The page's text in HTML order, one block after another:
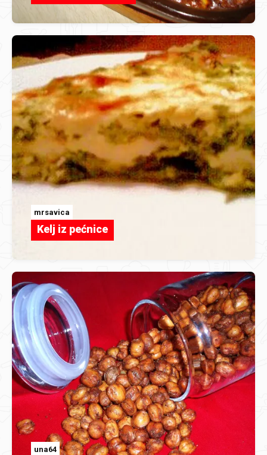
mrsavica
Kelj iz pećnice
una64